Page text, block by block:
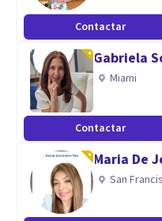
Contactar
Gabriela
Miami
Contactar
Maria De
San